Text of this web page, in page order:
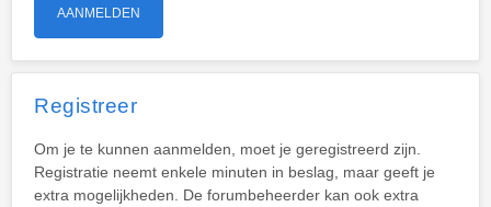
Registreer
Om je te kunnen aanmelden, moet je geregistreerd zijn.
Registratie neemt enkele minuten in beslag, maar geeft je
extra mogelijkheden. De forumbeheerder kan ook extra